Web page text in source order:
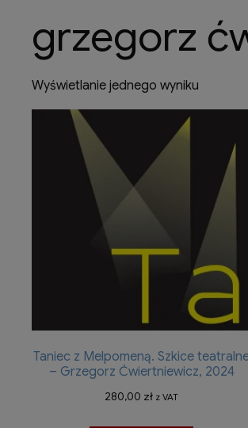
grzegorz
Wyświetlanie jednego wyniku
Taniec z Melpomeną. Szkice
– Grzegorz Ćwiertniewicz, 2024
280,00 zł z VAT